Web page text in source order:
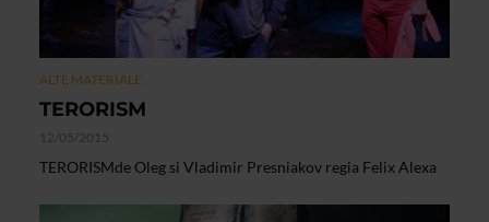
ALTE MATERIALE
TERORISM
12/05/2015
TERORISMde Oleg si Vladimir Presniakov regia Felix Alexa